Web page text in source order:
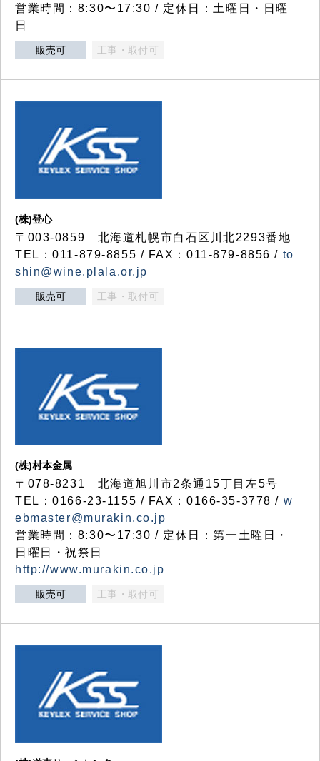
営業時間：8:30〜17:30 / 定休日：土曜日・日曜
日
販売可 工事・取付可
(株)登心
〒003-0859 北海道札幌市白石区川北2293番地
TEL：011-879-8855 / FAX：011-879-8856 / to
shin@wine.plala.or.jp
販売可 工事・取付可
(株)村本金属
〒078-8231 北海道旭川市2条通15丁目左5号
TEL：0166-23-1155 / FAX：0166-35-3778 / w
ebmaster@murakin.co.jp
営業時間：8:30〜17:30 / 定休日：第一土曜日・
日曜日・祝祭日
http://www.murakin.co.jp
販売可 工事・取付可